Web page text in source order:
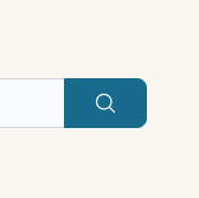
Buscar